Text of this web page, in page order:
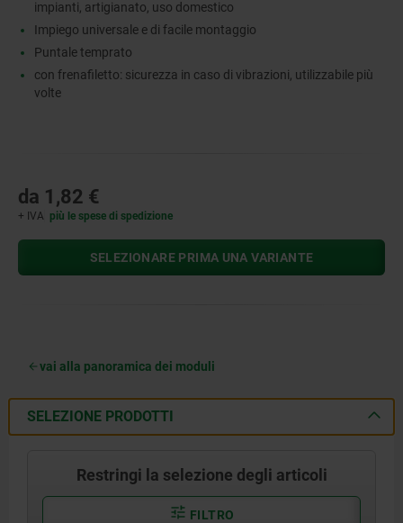
impianti, artigianato, uso domestico
Impiego universale e di facile montaggio
Puntale temprato
con frenafiletto: sicurezza in caso di vibrazioni, utilizzabile più
volte
da 1,82 €
+ IVA più le spese di spedizione
SELEZIONARE PRIMA UNA VARIANTE
vai alla panoramica dei moduli
SELEZIONE PRODOTTI
Restringi la selezione degli articoli
FILTRO